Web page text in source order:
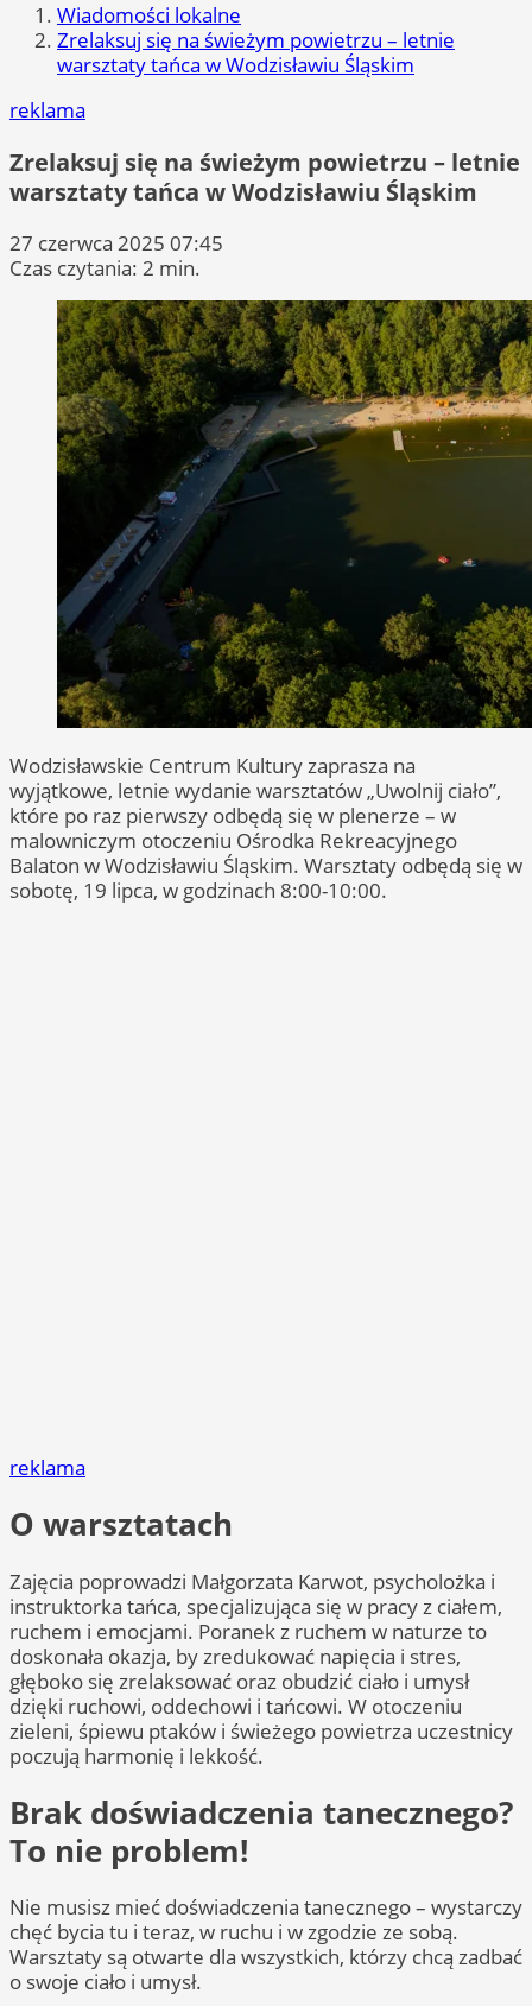
Wiadomości lokalne
Zrelaksuj się na świeżym powietrzu – letnie
warsztaty tańca w Wodzisławiu Śląskim
reklama
Zrelaksuj się na świeżym powietrzu – letnie
warsztaty tańca w Wodzisławiu Śląskim
27 czerwca 2025 07:45
Czas czytania: 2 min.
Wodzisławskie Centrum Kultury zaprasza na
wyjątkowe, letnie wydanie warsztatów „Uwolnij ciało”,
które po raz pierwszy odbędą się w plenerze – w
malowniczym otoczeniu Ośrodka Rekreacyjnego
Balaton w Wodzisławiu Śląskim. Warsztaty odbędą się w
sobotę, 19 lipca, w godzinach 8:00-10:00.
reklama
O warsztatach
Zajęcia poprowadzi Małgorzata Karwot, psycholożka i
instruktorka tańca, specjalizująca się w pracy z ciałem,
ruchem i emocjami. Poranek z ruchem w naturze to
doskonała okazja, by zredukować napięcia i stres,
głęboko się zrelaksować oraz obudzić ciało i umysł
dzięki ruchowi, oddechowi i tańcowi. W otoczeniu
zieleni, śpiewu ptaków i świeżego powietrza uczestnicy
poczują harmonię i lekkość.
Brak doświadczenia tanecznego?
To nie problem!
Nie musisz mieć doświadczenia tanecznego – wystarczy
chęć bycia tu i teraz, w ruchu i w zgodzie ze sobą.
Warsztaty są otwarte dla wszystkich, którzy chcą zadbać
o swoje ciało i umysł.